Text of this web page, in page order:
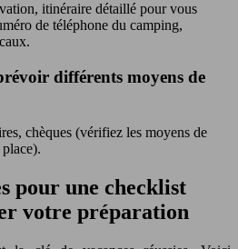
itinéraire détaillé pour vous
de téléphone du camping,
différents moyens de
chèques (vérifiez les moyens de
pour une checklist
votre préparation